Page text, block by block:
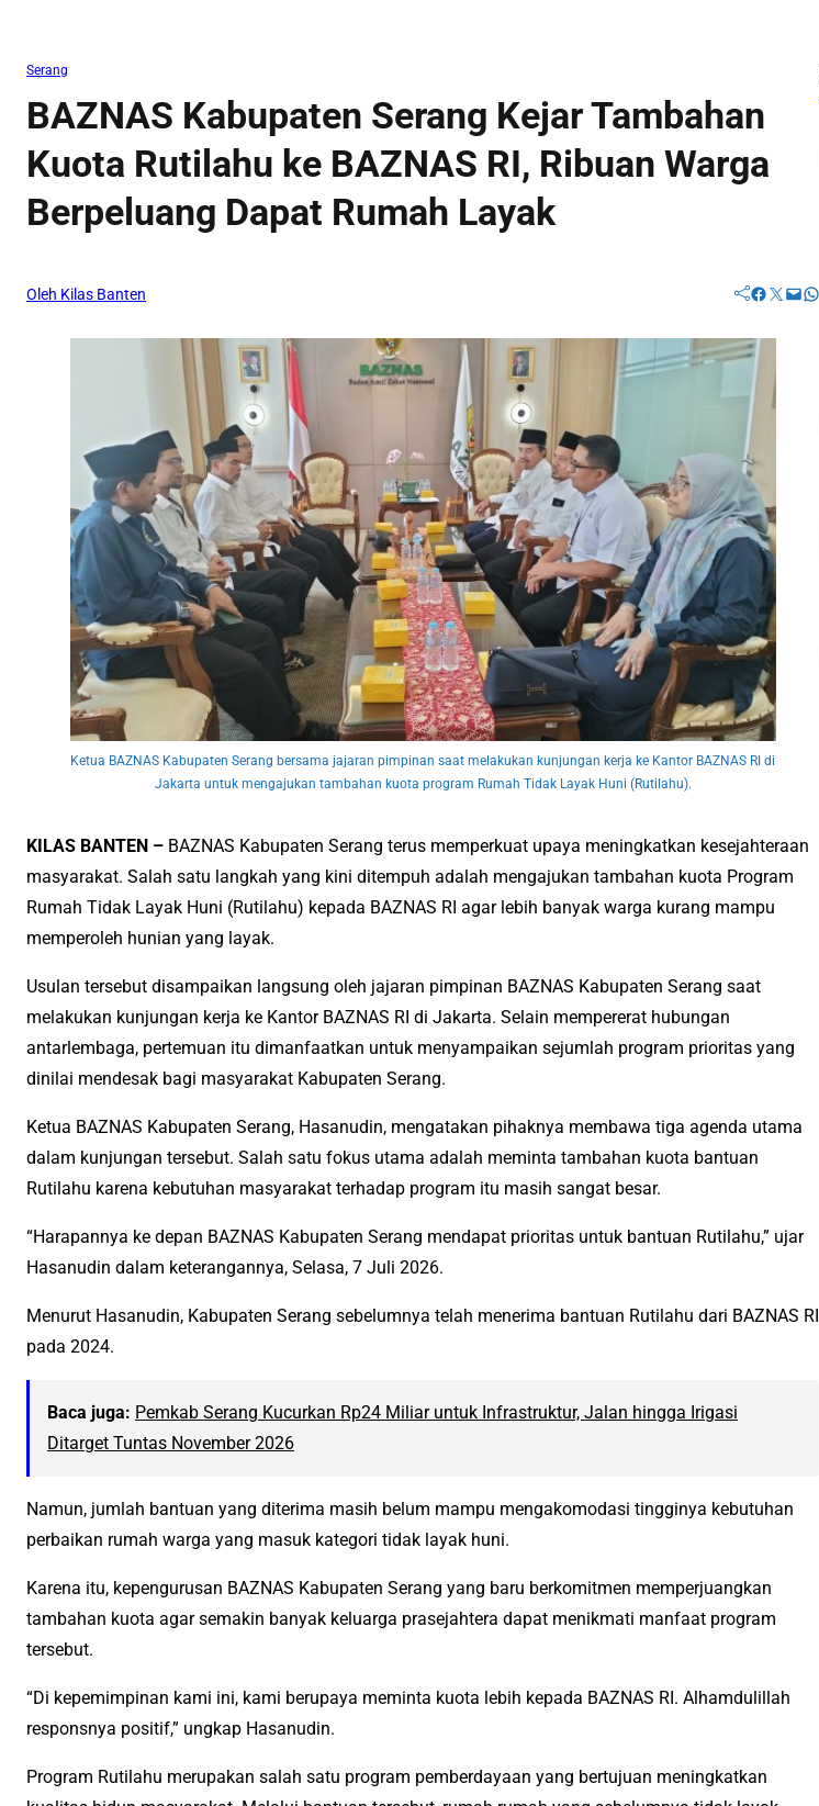
Serang
BAZNAS Kabupaten Serang Kejar Tambahan
Kuota Rutilahu ke BAZNAS RI, Ribuan Warga
Berpeluang Dapat Rumah Layak
Oleh Kilas Banten Facebook Twitter Mail WhatsApp
Ketua BAZNAS Kabupaten Serang bersama jajaran pimpinan saat melakukan kunjungan kerja ke Kantor BAZNAS RI di
Jakarta untuk mengajukan tambahan kuota program Rumah Tidak Layak Huni (Rutilahu).
KILAS BANTEN – BAZNAS Kabupaten Serang terus memperkuat upaya meningkatkan kesejahteraan
masyarakat. Salah satu langkah yang kini ditempuh adalah mengajukan tambahan kuota Program
Rumah Tidak Layak Huni (Rutilahu) kepada BAZNAS RI agar lebih banyak warga kurang mampu
memperoleh hunian yang layak.
Usulan tersebut disampaikan langsung oleh jajaran pimpinan BAZNAS Kabupaten Serang saat
melakukan kunjungan kerja ke Kantor BAZNAS RI di Jakarta. Selain mempererat hubungan
antarlembaga, pertemuan itu dimanfaatkan untuk menyampaikan sejumlah program prioritas yang
dinilai mendesak bagi masyarakat Kabupaten Serang.
Ketua BAZNAS Kabupaten Serang, Hasanudin, mengatakan pihaknya membawa tiga agenda utama
dalam kunjungan tersebut. Salah satu fokus utama adalah meminta tambahan kuota bantuan
Rutilahu karena kebutuhan masyarakat terhadap program itu masih sangat besar.
“Harapannya ke depan BAZNAS Kabupaten Serang mendapat prioritas untuk bantuan Rutilahu,” ujar
Hasanudin dalam keterangannya, Selasa, 7 Juli 2026.
Menurut Hasanudin, Kabupaten Serang sebelumnya telah menerima bantuan Rutilahu dari BAZNAS RI
pada 2024.
Baca juga: Pemkab Serang Kucurkan Rp24 Miliar untuk Infrastruktur, Jalan hingga Irigasi
Ditarget Tuntas November 2026
Namun, jumlah bantuan yang diterima masih belum mampu mengakomodasi tingginya kebutuhan
perbaikan rumah warga yang masuk kategori tidak layak huni.
Karena itu, kepengurusan BAZNAS Kabupaten Serang yang baru berkomitmen memperjuangkan
tambahan kuota agar semakin banyak keluarga prasejahtera dapat menikmati manfaat program
tersebut.
“Di kepemimpinan kami ini, kami berupaya meminta kuota lebih kepada BAZNAS RI. Alhamdulillah
responsnya positif,” ungkap Hasanudin.
Program Rutilahu merupakan salah satu program pemberdayaan yang bertujuan meningkatkan